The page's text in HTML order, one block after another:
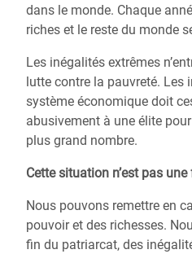
dans le monde. Chaque
riches et le reste du monde
Les inégalités extrêmes
lutte contre la pauvreté. Les
système économique doit
abusivement à une élite
plus grand nombre.
Cette situation n’est pas
Nous pouvons remettre en
pouvoir et des richesses.
fin du patriarcat, des